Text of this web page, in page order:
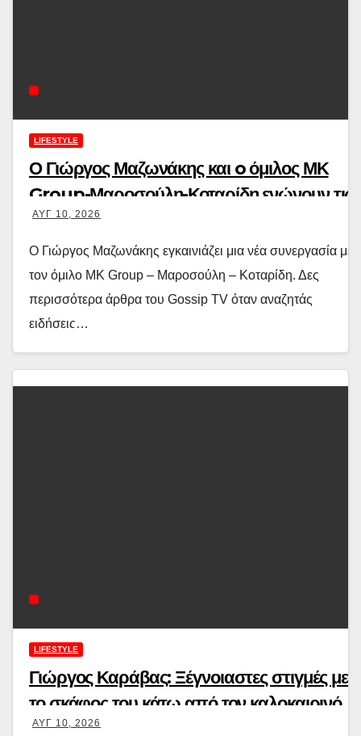
LIFESTYLE
Ο Γιώργος Μαζωνάκης και o όμιλος ΜΚ
Group-Μαροσούλη-Κοταρίδη ενώνουν τις
δυνάμεις τους
ΑΥΓ 10, 2026
Ο Γιώργος Μαζωνάκης εγκαινιάζει μια νέα συνεργασία με
τον όμιλο MK Group – Μαροσούλη – Κοταρίδη. Δες
περισσότερα άρθρα του Gossip TV όταν αναζητάς
ειδήσεις…
LIFESTYLE
Γιώργος Καράβας: Ξέγνοιαστες στιγμές με
το σκάφος του κάτω από τον καλοκαιρινό
ήλιο
ΑΥΓ 10, 2026